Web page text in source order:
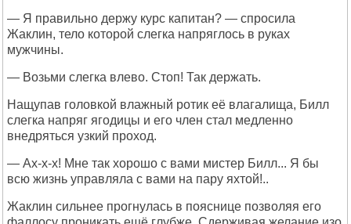
— Я правильно держу курс капитан? — спросила
Жаклин, тело которой слегка напряглось в руках
мужчины.
— Возьми слегка влево. Стоп! Так держать.
Нащупав головкой влажный ротик её влагалища, Билл
слегка напряг ягодицы и его член стал медленно
внедряться узкий проход.
— Ах-х-х! Мне так хорошо с вами мистер Билл... Я бы
всю жизнь управляла с вами на пару яхтой!..
Жаклин сильнее прогнулась в пояснице позволяя его